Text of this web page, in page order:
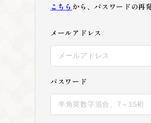
こちら から、パスワードの再
メールアドレス
パスワード